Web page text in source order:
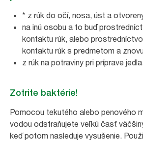
* z rúk do očí, nosa, úst a
na inú osobu a to buď
kontaktu rúk, alebo
kontaktu rúk s predmetom a
z rúk na potraviny pri príprave
Zotrite baktérie!
Pomocou tekutého alebo penového
vodou odstraňujete veľkú časť
keď potom nasleduje vysušenie.